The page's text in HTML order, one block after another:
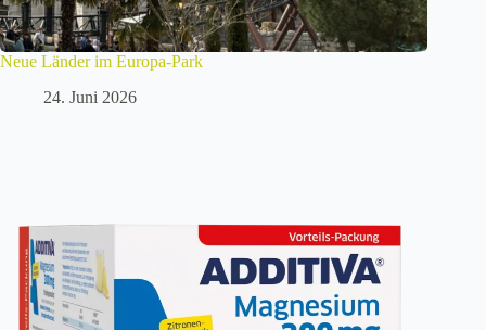
Neue Länder im Europa-Park
24. Juni 2026